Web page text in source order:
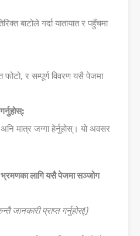
बाटोले गर्दा यातायात र पहुँचमा
फोटो, र सम्पूर्ण विवरण यसै पेजमा
अनि मात्र जग्गा हेर्नुहोस्। यो अवसर
भ्रमणका लागि यसै पेजमा सञ्जोग
जानकारी प्राप्त गर्नुहोस्!)